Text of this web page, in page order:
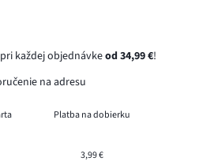
pri každej objednávkeod 34,99 €!
na adresu
Platba na dobierku
3,99 €